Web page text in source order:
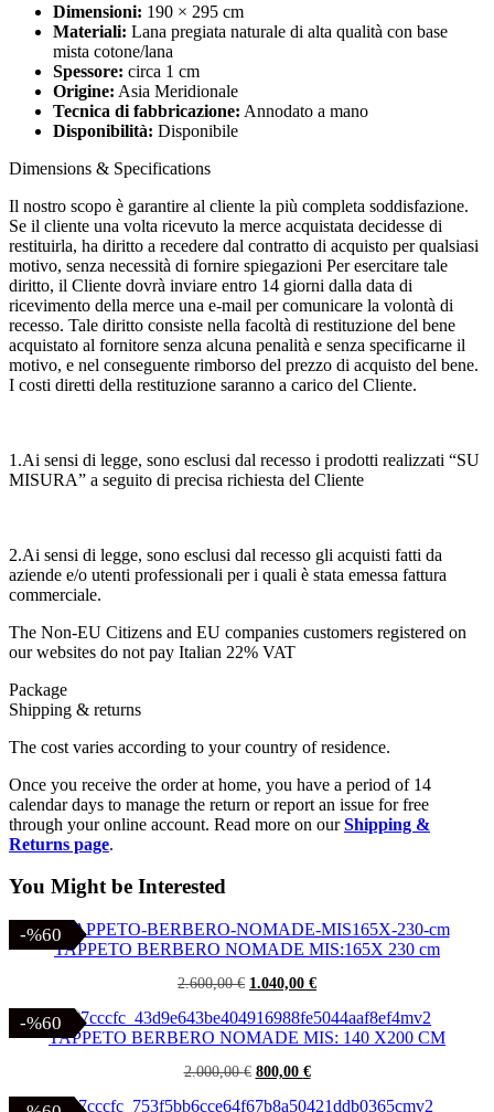
Dimensioni: 190 × 295 cm
Materiali: Lana pregiata naturale di alta qualità con base
mista cotone/lana
Spessore: circa 1 cm
Origine: Asia Meridionale
Tecnica di fabbricazione: Annodato a mano
Disponibilità: Disponibile
Dimensions & Specifications
Il nostro scopo è garantire al cliente la più completa soddisfazione.
Se il cliente una volta ricevuto la merce acquistata decidesse di
restituirla, ha diritto a recedere dal contratto di acquisto per qualsiasi
motivo, senza necessità di fornire spiegazioni Per esercitare tale
diritto, il Cliente dovrà inviare entro 14 giorni dalla data di
ricevimento della merce una e-mail per comunicare la volontà di
recesso. Tale diritto consiste nella facoltà di restituzione del bene
acquistato al fornitore senza alcuna penalità e senza specificarne il
motivo, e nel conseguente rimborso del prezzo di acquisto del bene.
I costi diretti della restituzione saranno a carico del Cliente.
1.Ai sensi di legge, sono esclusi dal recesso i prodotti realizzati “SU
MISURA” a seguito di precisa richiesta del Cliente
2.Ai sensi di legge, sono esclusi dal recesso gli acquisti fatti da
aziende e/o utenti professionali per i quali è stata emessa fattura
commerciale.
The Non-EU Citizens and EU companies customers registered on
our websites do not pay Italian 22% VAT
Package
Shipping & returns
The cost varies according to your country of residence.
Once you receive the order at home, you have a period of 14
calendar days to manage the return or report an issue for free
through your online account. Read more on ourShipping &
Returns page.
You Might be Interested
-%60
-%60
TAPPETO BERBERO NOMADE MIS:165X 230 cm
2.600,00€ Il
originale
era:
1.040,00 €Il
attuale
è:
-%60
-%60
TAPPETO BERBERO NOMADE MIS: 140 X200 CM
2.000,00€ Il
originale
800,00 €Il
attuale